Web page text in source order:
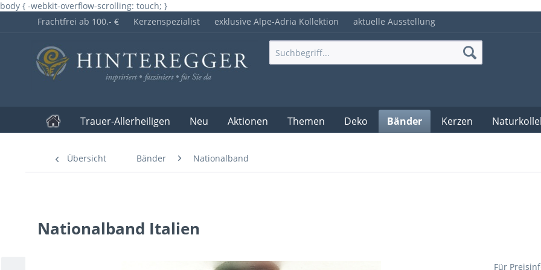
body { -webkit-overflow-scrolling: touch; }
Frachtfrei ab 100.- €
Kerzenspezialist exklusive Alpe-Adria Kollektion aktuelle Ausstellung
Trauer-Allerheiligen Neu Aktionen Themen Deko Bänder Kerzen
Übersicht Bänder Nationalband
Nationalband Italien
Für